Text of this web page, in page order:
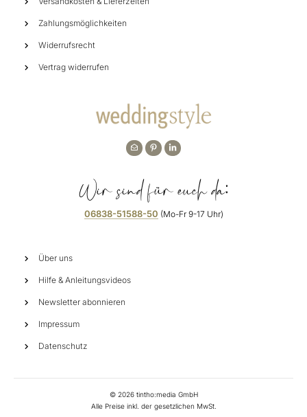
Zahlungsmöglichkeiten
Widerrufsrecht
Vertrag widerrufen
Wir sind für euch da:
06838-51588-50 (Mo-Fr 9-17 Uhr)
Über uns
Hilfe & Anleitungsvideos
Newsletter abonnieren
Impressum
Datenschutz
© 2026tintho:media GmbH
Alle Preise inkl. der gesetzlichen MwSt.